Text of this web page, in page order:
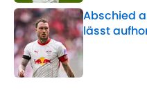
Abschied
lässt
Published by